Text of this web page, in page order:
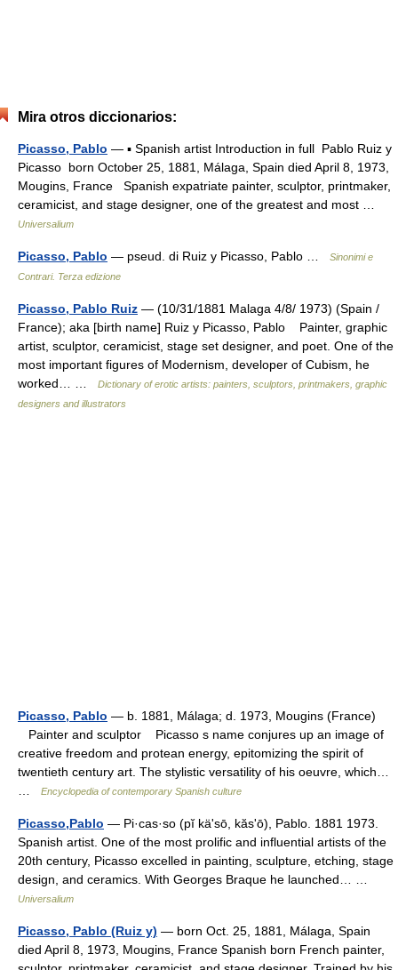
Mira otros diccionarios:
Picasso, Pablo — ▪ Spanish artist Introduction in full Pablo Ruiz y
Picasso born October 25, 1881, Málaga, Spain died April 8, 1973,
Mougins, France Spanish expatriate painter, sculptor, printmaker,
ceramicist, and stage designer, one of the greatest and most …
Universalium
Picasso, Pablo — pseud. di Ruiz y Picasso, Pablo …
Sinonimi e
Contrari. Terza edizione
Picasso, Pablo Ruiz — (10/31/1881 Malaga 4/8/ 1973) (Spain /
France); aka [birth name] Ruiz y Picasso, Pablo Painter, graphic
artist, sculptor, ceramicist, stage set designer, and poet. One of the
most important figures of Modernism, developer of Cubism, he
worked… …
Dictionary of erotic artists: painters, sculptors, printmakers, graphic
designers and illustrators
Picasso, Pablo — b. 1881, Málaga; d. 1973, Mougins (France)
Painter and sculptor Picasso s name conjures up an image of
creative freedom and protean energy, epitomizing the spirit of
twentieth century art. The stylistic versatility of his oeuvre, which…
Encyclopedia of contemporary Spanish culture
Picasso,Pablo — Pi·cas·so (pĭ käʹsō, kăsʹō), Pablo. 1881 1973.
Spanish artist. One of the most prolific and influential artists of the
20th century, Picasso excelled in painting, sculpture, etching, stage
design, and ceramics. With Georges Braque he launched… …
Universalium
Picasso, Pablo (Ruiz y) — born Oct. 25, 1881, Málaga, Spain
died April 8, 1973, Mougins, France Spanish born French painter,